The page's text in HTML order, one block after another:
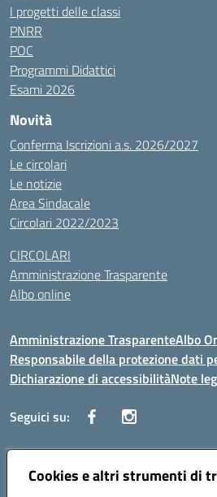
Cookies e altri strumenti di
I progetti delle classi
PNRR
POC
Programmi Didattici
Esami 2026
Novità
Conferma Iscrizioni a.s. 2026/2027
Le circolari
Le notizie
Area Sindacale
Circolari 2022/2023
CIRCOLARI
Amministrazione Trasparente
Albo online
Amministrazione TrasparenteAlbo
Responsabile della protezione dati
Dichiarazione di accessibilitàNote
Seguici su:
Indirizzo:Corso Vittorio Emanuele, 27